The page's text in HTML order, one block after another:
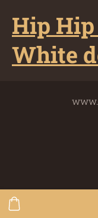
Hip
White